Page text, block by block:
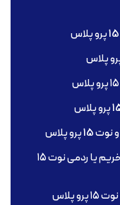
جمع‌بندی نهایی؛ گوشی شیائومی ۱۵T بخریم یا ردمی نوت ۱۵